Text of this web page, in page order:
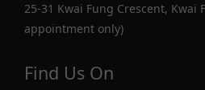
25-31 Kwai Fung Crescent, Kwai
appointment only)
Find Us On